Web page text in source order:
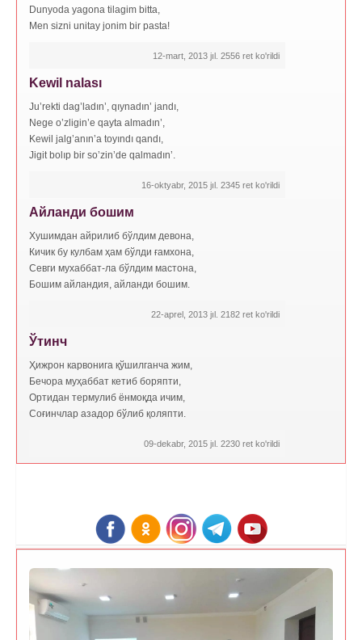
Dunyoda yagona tilagim bitta,
Men sizni unitay jonim bir pasta!
12-mart, 2013 jıl. 2556 ret ko'rildi
Kewil nalası
Ju’rekti dag’ladın’, qıynadın’ jandı,
Nege o’zligin’e qayta almadın’,
Kewil jalg’anın’a toyındı qandı,
Jigit bolıp bir so’zin’de qalmadın’.
16-oktyabr, 2015 jıl. 2345 ret ko'rildi
Айланди бошим
Хушимдан айрилиб бўлдим девона,
Кичик бу кулбам ҳам бўлди ғамхона,
Севги мухаббат-ла бўлдим мастона,
Бошим айландия, айланди бошим.
22-aprel, 2013 jıl. 2182 ret ko'rildi
Ўтинч
Ҳижрон карвонига қўшилганча жим,
Бечора муҳаббат кетиб боряпти,
Ортидан термулиб ёнмоқда ичим,
Соғинчлар азадор бўлиб қоляпти.
09-dekabr, 2015 jıl. 2230 ret ko'rildi